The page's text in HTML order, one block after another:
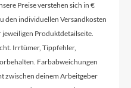
mm / 15 mm Rise /
Width
Preise verstehen sich in €
den individuellen Versandkosten
Produktdetailseite.
Irrtümer, Tippfehler,
Farbabweichungen
zwischen deinem Arbeitgeber